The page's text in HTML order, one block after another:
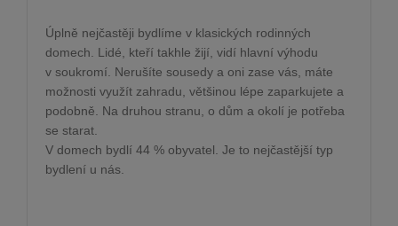
Úplně nejčastěji bydlíme v klasických rodinných
domech. Lidé, kteří takhle žijí, vidí hlavní výhodu
v soukromí. Nerušíte sousedy a oni zase vás, máte
možnosti využít zahradu, většinou lépe zaparkujete a
podobně. Na druhou stranu, o dům a okolí je potřeba
se starat.
V domech bydlí 44 % obyvatel. Je to nejčastější typ
bydlení u nás.